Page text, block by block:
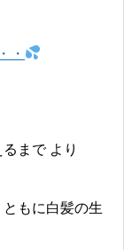
・
るまでより
ともに白髪の生